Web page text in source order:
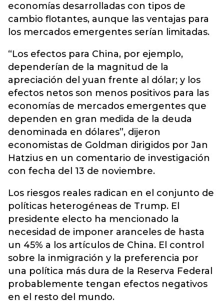
economías desarrolladas con tipos de
cambio flotantes, aunque las ventajas para
los mercados emergentes serían limitadas.
“Los efectos para China, por ejemplo,
dependerían de la magnitud de la
apreciación del yuan frente al dólar; y los
efectos netos son menos positivos para las
economías de mercados emergentes que
dependen en gran medida de la deuda
denominada en dólares”, dijeron
economistas de Goldman dirigidos por Jan
Hatzius en un comentario de investigación
con fecha del 13 de noviembre.
Los riesgos reales radican en el conjunto de
políticas heterogéneas de Trump. El
presidente electo ha mencionado la
necesidad de imponer aranceles de hasta
un 45% a los artículos de China. El control
sobre la inmigración y la preferencia por
una política más dura de la Reserva Federal
probablemente tengan efectos negativos
en el resto del mundo.